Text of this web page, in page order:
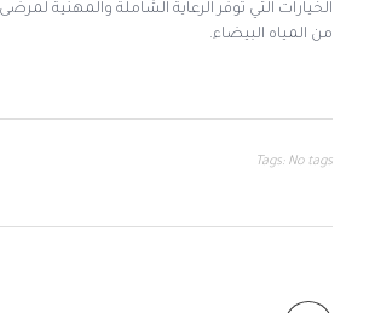
الخيارات التي توفر الرعاية الشاملة والمهنية
من المياه البيضاء.
Tags: No tags